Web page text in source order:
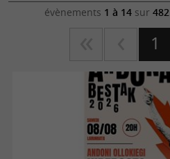
évènements 1 à 14sur 482
1